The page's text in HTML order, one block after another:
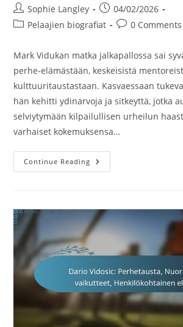
Post
author:
Sophie Langley
Post
published:
04/02/2026
PostPelaajien biografiat
Post0 Comments
Mark Vidukan matka jalkapallossa sai
perhe-elämästään, keskeisistä
kulttuuritaustastaan. Kasvaessaan
hän kehitti ydinarvoja ja sitkeyttä, jotka
selviytymään kilpailullisen urheilun
varhaiset kokemuksensa…
Continue Reading Mark
Viduka:
Muuttavat
Kokemukset